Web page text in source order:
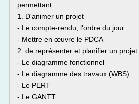
permettant:
1. D'animer un projet
- Le compte-rendu, l'ordre du jour
- Mettre en œuvre le PDCA
2. de représenter et planifier un
- Le diagramme fonctionnel
- Le diagramme des travaux (WBS)
- Le PERT
- Le GANTT